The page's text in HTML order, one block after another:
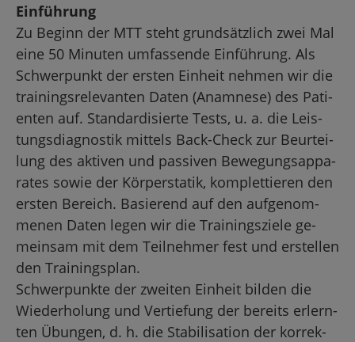
Ein­füh­rung
Zu Be­ginn der MTT steht grund­sätz­lich zwei Mal
eine 50 Mi­nu­ten um­fas­sen­de Ein­füh­rung. Als
Schwer­punkt der ers­ten Ein­heit neh­men wir die
trai­nings­re­le­van­ten Daten (Ana­mne­se) des Pa­ti­
en­ten auf. Stan­dar­di­sier­te Tests, u. a. die Leis­
tungs­dia­gnos­tik mit­tels Back-Check zur Be­ur­tei­
lung des ak­ti­ven und pas­si­ven Be­we­gungs­ap­pa­
ra­tes sowie der Kör­per­sta­tik, kom­plet­tie­ren den
ers­ten Be­reich. Ba­sie­rend auf den auf­ge­nom­
me­nen Daten legen wir die Trai­nings­zie­le ge­
mein­sam mit dem Teil­neh­mer fest und er­stel­len
den Trai­nings­plan.
Schwer­punk­te der zwei­ten Ein­heit bil­den die
Wie­der­ho­lung und Ver­tie­fung der be­reits er­lern­
ten Übun­gen, d. h. die Sta­bi­li­sa­ti­on der kor­rek­